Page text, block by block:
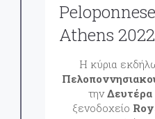
Athens 2022
Η κύρια
τηνΔευτέρα
ξενοδοχείο